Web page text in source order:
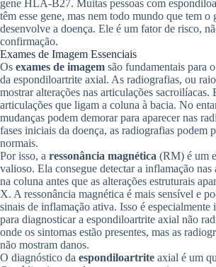
gene HLA-B27. Muitas pessoas com
têm esse gene, mas nem todo mundo que tem o
desenvolve a doença. Ele é um fator de risco,
confirmação.
Exames de Imagem Essenciais
Os exames de imagem são fundamentais para
da espondiloartrite axial. As radiografias, ou
mostrar alterações nas articulações sacroilíacas.
articulações que ligam a coluna à bacia. No
mudanças podem demorar para aparecer nas
fases iniciais da doença, as radiografias podem
normais.
Por isso, a ressonância magnética (RM) é um
valioso. Ela consegue detectar a inflamação nas
na coluna antes que as alterações estruturais
X. A ressonância magnética é mais sensível e
sinais de inflamação ativa. Isso é especialmente
para diagnosticar a espondiloartrite axial não
onde os sintomas estão presentes, mas as
não mostram danos.
O diagnóstico da espondiloartrite axial é um